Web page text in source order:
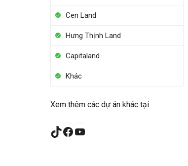
Cen Land
Hưng Thịnh Land
Capitaland
Khác
Xem thêm các dự án khác tại
TikTok
Facebook